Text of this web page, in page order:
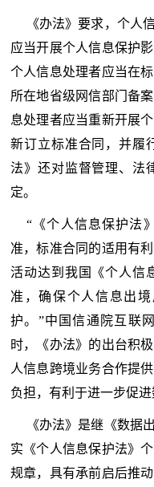
《办法》要求，个人
应当开展个人信息保护
个人信息处理者应当在
所在地省级网信部门备
息处理者应当重新开展
新订立标准合同，并履
法》还对监督管理、法
定。
“《个人信息保护法
准，标准合同的适用有
活动达到我国《个人信
准，确保个人信息出
护。”中国信通院互联
时，《办法》的出台积
人信息跨境业务合作提
负担，有利于进一步促
《办法》是继《数据
实《个人信息保护法》
规章，具有承前启后推